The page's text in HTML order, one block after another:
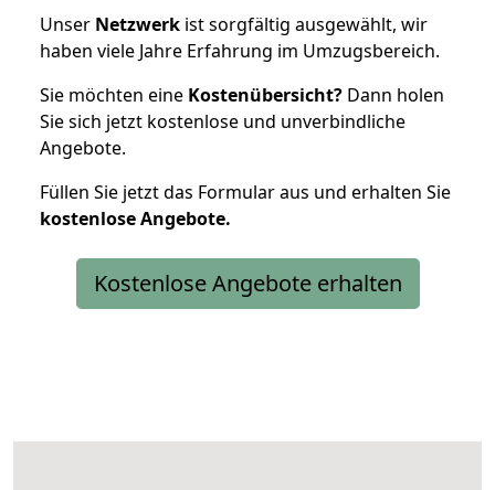
Unser Netzwerk ist sorgfältig ausgewählt, wir
haben viele Jahre Erfahrung im Umzugsbereich.
Sie möchten eine Kostenübersicht? Dann holen
Sie sich jetzt kostenlose und unverbindliche
Angebote.
Füllen Sie jetzt das Formular aus und erhalten Sie
kostenloseAngebote.
Kostenlose Angebote erhalten